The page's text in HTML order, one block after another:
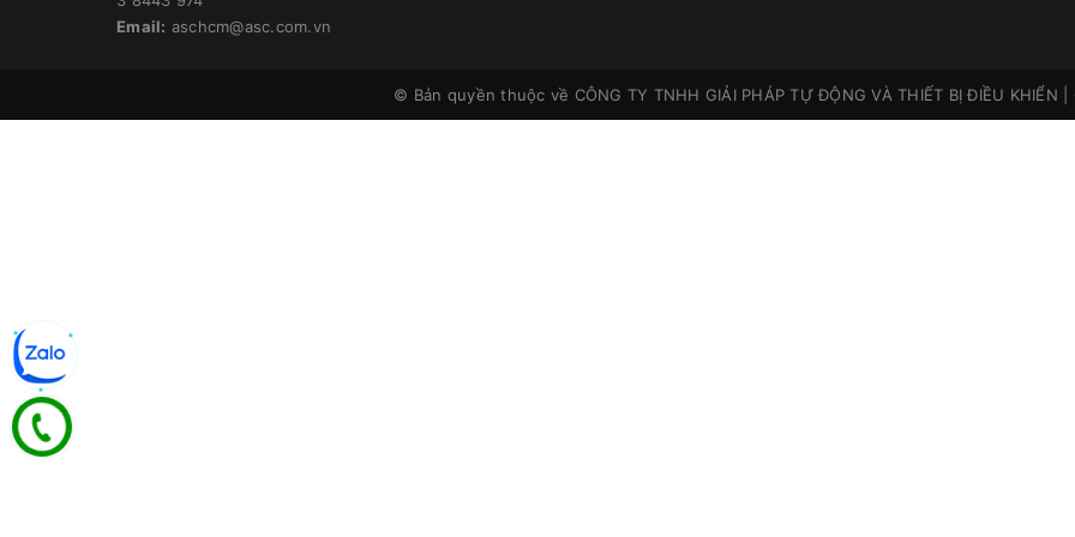
Email: aschcm@asc.com.vn
© Bản quyền thuộc về CÔNG TY TNHH GIẢI PHÁP TỰ ĐỘNG VÀ THIẾT BỊ ĐIỀU KHIỂN